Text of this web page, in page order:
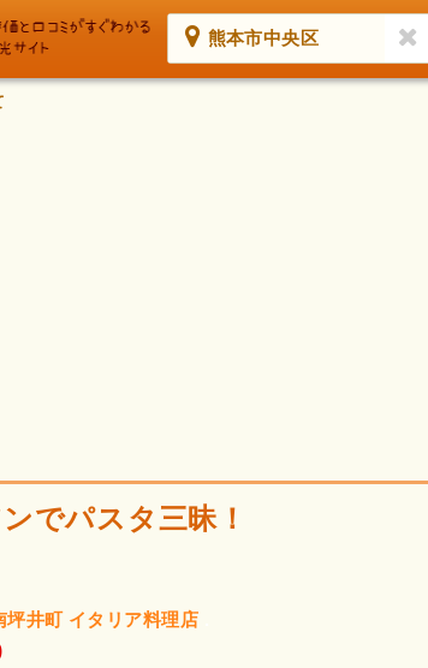
熊本市中央区
でパスタ三昧！
坪井町 イタリア料理店